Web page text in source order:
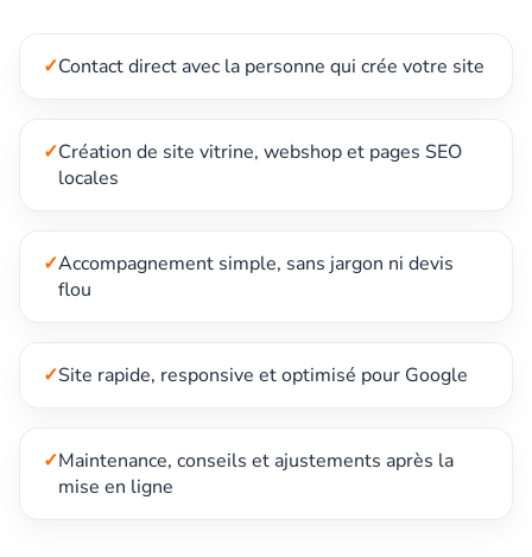
✓Contact direct avec la personne qui crée votre site
✓Création de site vitrine, webshop et pages SEO
locales
✓Accompagnement simple, sans jargon ni devis
flou
✓Site rapide, responsive et optimisé pour Google
✓Maintenance, conseils et ajustements après la
mise en ligne